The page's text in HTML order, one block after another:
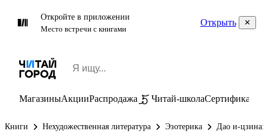
Откройте в приложении
Место встречи с книгами
Открыть
МагазиныАкцииРаспродажа Читай-школаСертификаты
Книги Нехудожественная литература Эзотерика Дао и-цзина: